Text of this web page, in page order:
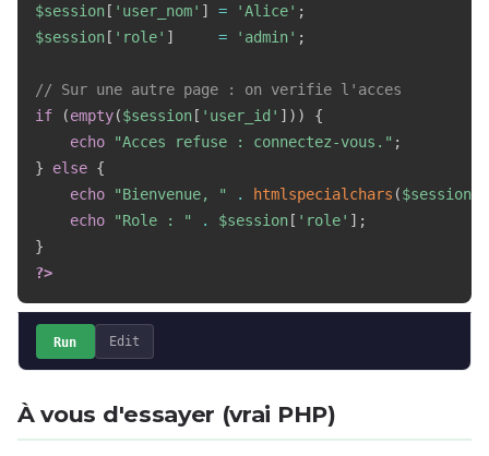
$session [ 'user_nom' ] = 'Alice' ;
$session [ 'role' ] = 'admin' ;
// Sur une autre page : on verifie l'acces
if
(empty($session [ 'user_id' ] ) )
{
echo
"Acces refuse : connectez-vous." ;
}
else {
echo
"Bienvenue, " . htmlspecialchars ($session
echo
"Role : " . $session [ 'role' ] ;
}
?>
Run Edit
À vous d'essayer (vrai PHP)